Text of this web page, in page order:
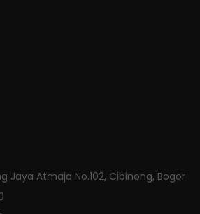
Jaya Atmaja No.102, Cibinong, Bogor